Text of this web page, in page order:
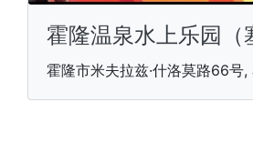
霍隆温泉水上乐园（
霍隆市米夫拉兹·什洛莫路66号,